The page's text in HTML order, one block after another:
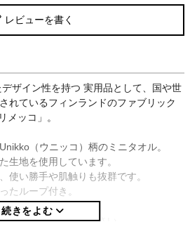
レビューを書く
ザイン性を持つ 実用品として、国や世
れているフィンランドのファブリック
メッコ」。
（ウニッコ）柄のミニタオル。
生地を使用しています。
使い勝手や肌触りも抜群です。
たループ付き。
心してお買い求め下さい。